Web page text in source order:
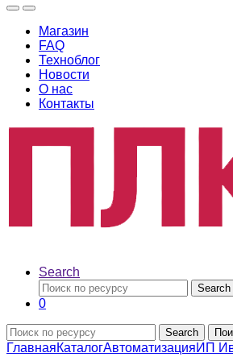
Магазин
FAQ
Техноблог
Новости
О нас
Контакты
Search
Search
0
Search
ГлавнаяКаталогАвтоматизацияИП